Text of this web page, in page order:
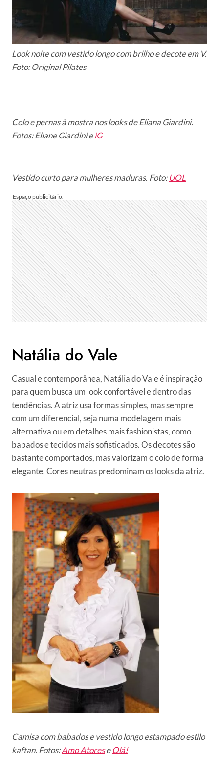
Look noite com vestido longo com brilho e decote em V.
Foto: Original Pilates
Colo e pernas à mostra nos looks de Eliana Giardini.
Fotos: Eliane Giardini eiG
Vestido curto para mulheres maduras. Foto:UOL
Natália do Vale
Casual e contemporânea, Natália do Vale é inspiração
para quem busca um look confortável e dentro das
tendências. A atriz usa formas simples, mas sempre
com um diferencial, seja numa modelagem mais
alternativa ou em detalhes mais fashionistas, como
babados e tecidos mais sofisticados. Os decotes são
bastante comportados, mas valorizam o colo de forma
elegante. Cores neutras predominam os looks da atriz.
Camisa com babados e vestido longo estampado estilo
kaftan. Fotos:Amo AtoreseOlá!